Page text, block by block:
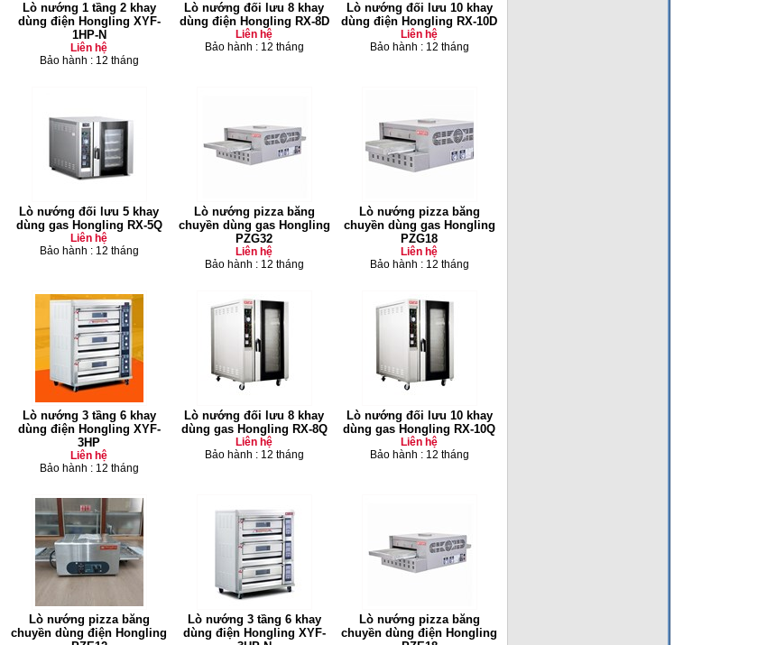
Lò nướng 1 tầng 2 khay
dùng điện Hongling XYF-
1HP-N
Liên hệ
Bảo hành : 12 tháng
Lò nướng đối lưu 8 khay
dùng điện Hongling RX-8D
Liên hệ
Bảo hành : 12 tháng
Lò nướng đối lưu 10 khay
dùng điện Hongling RX-10D
Liên hệ
Bảo hành : 12 tháng
Lò nướng đối lưu 5 khay
dùng gas Hongling RX-5Q
Liên hệ
Bảo hành : 12 tháng
Lò nướng pizza băng
chuyền dùng gas Hongling
PZG32
Liên hệ
Bảo hành : 12 tháng
Lò nướng pizza băng
chuyền dùng gas Hongling
PZG18
Liên hệ
Bảo hành : 12 tháng
Lò nướng 3 tầng 6 khay
dùng điện Hongling XYF-
3HP
Liên hệ
Bảo hành : 12 tháng
Lò nướng đối lưu 8 khay
dùng gas Hongling RX-8Q
Liên hệ
Bảo hành : 12 tháng
Lò nướng đối lưu 10 khay
dùng gas Hongling RX-10Q
Liên hệ
Bảo hành : 12 tháng
Lò nướng pizza băng
chuyền dùng điện Hongling
Lò nướng 3 tầng 6 khay
dùng điện Hongling XYF-
Lò nướng pizza băng
chuyền dùng điện Hongling